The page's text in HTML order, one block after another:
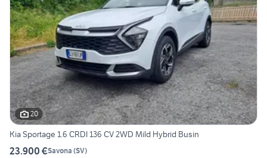
20
Kia Sportage 1.6 CRDI 136 CV 2WD Mild Hybrid Busin
23.900 €Savona (SV)